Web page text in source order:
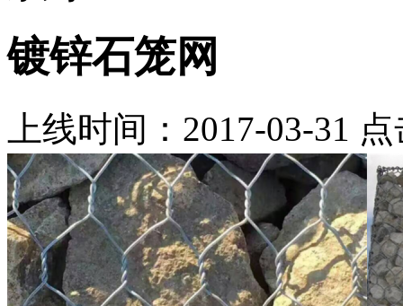
镀锌石笼网
上线时间：2017-03-31